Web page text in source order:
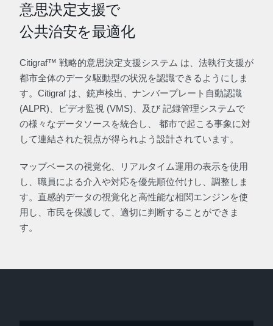
意思決定支援で
公共治安を最適化
Citigraf™ 戦略的意思決定支援システム は、法執行支援が
都市全体のデータ駆動型の状況を認識できるようにしま
す。Citigraf は、銃声検出、ナンバープレート自動認識
(ALPR)、ビデオ監視 (VMS)、及び 記録管理システムで
の様々なデータソースを統合し、 都市で起こる事象に対
して連結された視点が得られよう設計されています。
マップベースの視覚化、リアルタイム運用の表示を使用
し、職員による介入や対応を優先順位付けし、調整しま
す。直感的データの視覚化と高性能な相関エンジンを使
用し、市民を保護して、適切に判断することができま
す。